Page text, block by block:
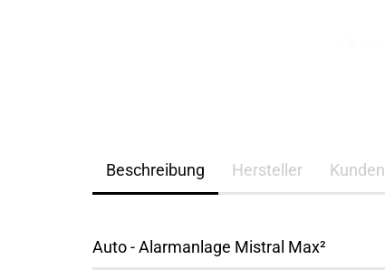
Beschreibung Hersteller
Auto - Alarmanlage Mistral Max²